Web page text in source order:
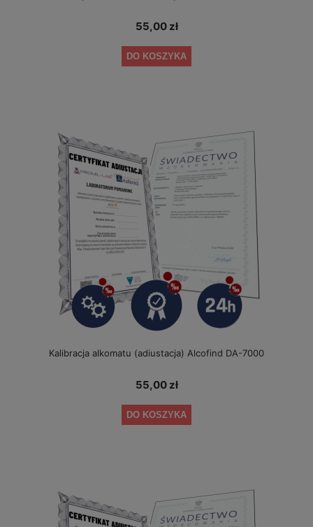
55,00 zł
DO KOSZYKA
Kalibracja alkomatu (adiustacja) Alcofind DA-7000
55,00 zł
DO KOSZYKA